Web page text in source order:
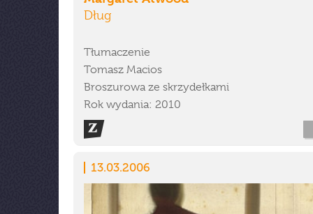
Dług
Tłumaczenie
Tomasz Macios
Broszurowa ze skrzydełkami
Rok wydania: 2010
13.03.2006